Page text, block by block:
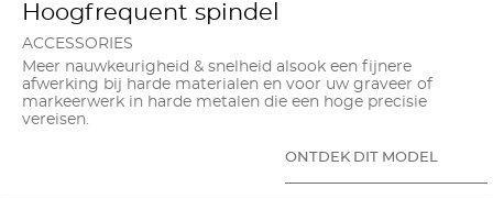
Hoogfrequent spindel
ACCESSORIES
Meer nauwkeurigheid & snelheid alsook een fijnere
afwerking bij harde materialen en voor uw graveer of
markeerwerk in harde metalen die een hoge precisie
vereisen.
ONTDEK DIT MODEL